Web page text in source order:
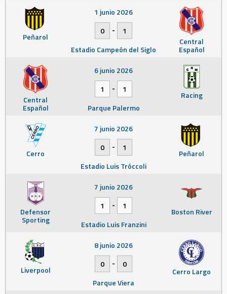
Peñarol Central
Español
1 junio 2026
0
-
1
Estadio Campeón del Siglo
Central
Español
Racing
6 junio 2026
1
-
1
Parque Palermo
Cerro Peñarol
7 junio 2026
0
-
1
Estadio Luis Tróccoli
Defensor
Sporting
Boston River
7 junio 2026
1
-
1
Estadio Luis Franzini
Liverpool Cerro Largo
8 junio 2026
0
-
0
Parque Viera